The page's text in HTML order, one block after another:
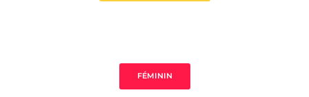
FÉMININ